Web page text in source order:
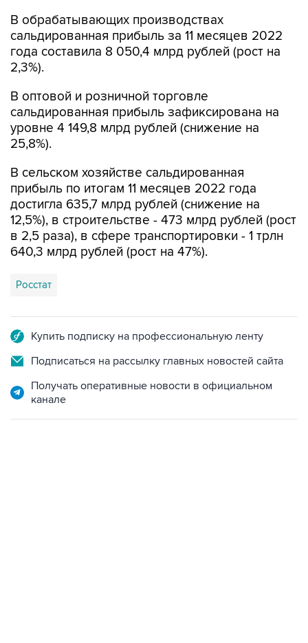
В обрабатывающих производствах
сальдированная прибыль за 11 месяцев 2022
года составила 8 050,4 млрд рублей (рост на
2,3%).
В оптовой и розничной торговле
сальдированная прибыль зафиксирована на
уровне 4 149,8 млрд рублей (снижение на
25,8%).
В сельском хозяйстве сальдированная
прибыль по итогам 11 месяцев 2022 года
достигла 635,7 млрд рублей (снижение на
12,5%), в строительстве - 473 млрд рублей (рост
в 2,5 раза), в сфере транспортировки - 1 трлн
640,3 млрд рублей (рост на 47%).
Росстат
Купить подписку на профессиональную ленту
Подписаться на рассылку главных новостей сайта
Получать оперативные новости в официальном
канале